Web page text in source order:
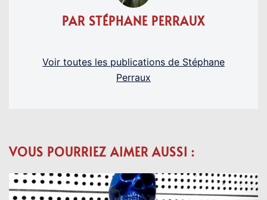
PAR STÉPHANE PERRAUX
Voir toutes les publications de Stéphane
Perraux
VOUS POURRIEZ AIMER AUSSI :